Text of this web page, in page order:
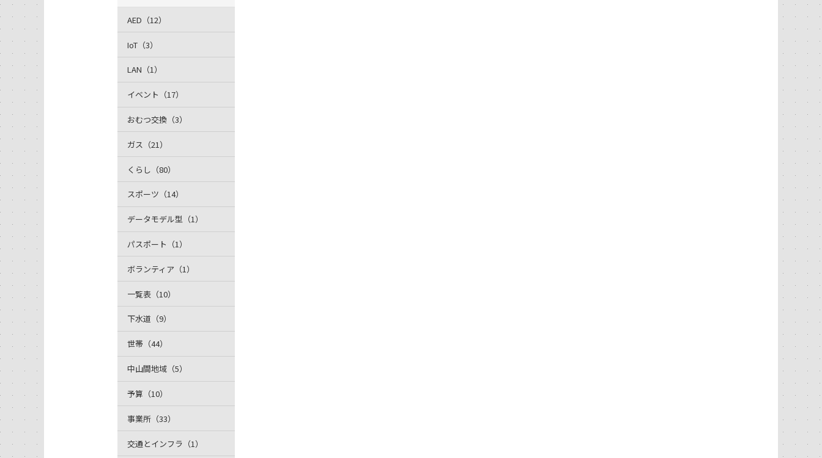
AED（12）
IoT（3）
LAN（1）
イベント（17）
おむつ交換（3）
ガス（21）
くらし（80）
スポーツ（14）
データモデル型（1）
パスポート（1）
ボランティア（1）
一覧表（10）
下水道（9）
世帯（44）
中山間地域（5）
予算（10）
事業所（33）
交通とインフラ（1）